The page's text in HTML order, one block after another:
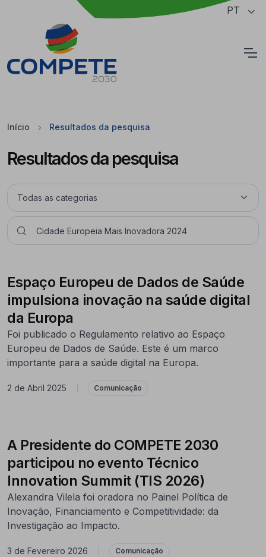
Saltar para o conteúdo principal da página PT
Início Resultados da pesquisa
Resultados da pesquisa
Espaço Europeu de Dados de Saúde
impulsiona inovação na saúde digital
da Europa
Foi publicado o Regulamento relativo ao Espaço
Europeu de Dados de Saúde. Este é um marco
importante para a saúde digital na Europa.
2 de Abril 2025 Comunicação
A Presidente do COMPETE 2030
participou no evento Técnico
Innovation Summit (TIS 2026)
Alexandra Vilela foi oradora no Painel Política de
Inovação, Financiamento e Competitividade: da
Investigação ao Impacto.
3 de Fevereiro 2026 Comunicação